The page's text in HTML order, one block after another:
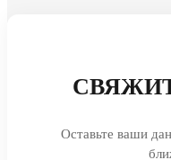
Оставьте ваши